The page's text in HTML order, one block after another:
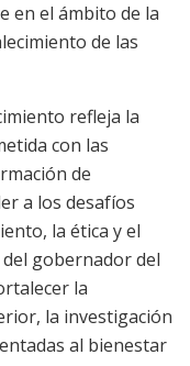
en el ámbito de la
de las
refleja la
con las
de
a los desafíos
la ética y el
gobernador del
la
la investigación
al bienestar